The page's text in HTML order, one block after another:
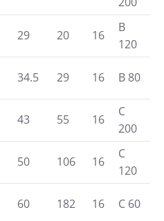
29 20 16
B
120
34.5 29 16 B 80
43 55 16
C
200
50 106 16
C
120
60 182 16 C 60